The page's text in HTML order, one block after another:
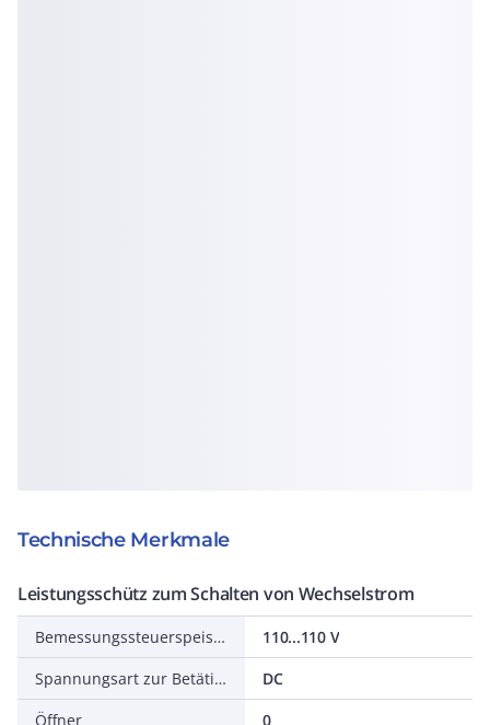
Technische Merkmale
Leistungsschütz zum Schalten von Wechselstrom
Bemessungssteuerspeisespannung DC
110...110 V
Spannungsart zur Betätigung
DC
Öffner
0